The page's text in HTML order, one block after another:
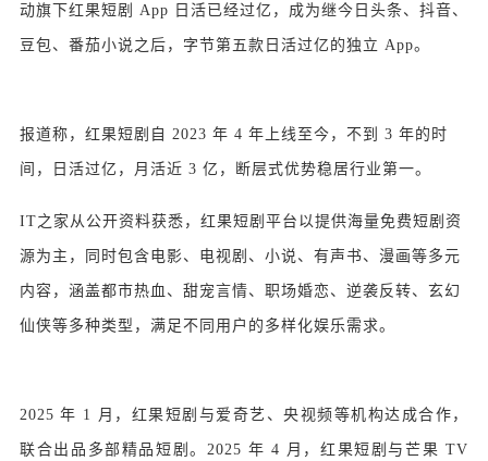
动旗下红果短剧 App 日活已经过亿，成为继今日头条、抖音、
豆包、番茄小说之后，字节第五款日活过亿的独立 App。
报道称，红果短剧自 2023 年 4 年上线至今，不到 3 年的时
间，日活过亿，月活近 3 亿，断层式优势稳居行业第一。
IT之家从公开资料获悉，红果短剧平台以提供海量免费短剧资
源为主，同时包含电影、电视剧、小说、有声书、漫画等多元
内容，涵盖都市热血、甜宠言情、职场婚恋、逆袭反转、玄幻
仙侠等多种类型，满足不同用户的多样化娱乐需求。
2025 年 1 月，红果短剧与爱奇艺、央视频等机构达成合作，
联合出品多部精品短剧。2025 年 4 月，红果短剧与芒果 TV